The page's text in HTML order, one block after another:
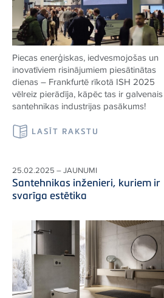
Piecas enerģiskas, iedvesmojošas un
inovatīviem risinājumiem piesātinātas
dienas – Frankfurtē rīkotā ISH 2025
vēlreiz pierādīja, kāpēc tas ir galvenais
santehnikas industrijas pasākums!
LASĪT RAKSTU
25.02.2025 – JAUNUMI
Santehnikas inženieri, kuriem ir
svarīga estētika